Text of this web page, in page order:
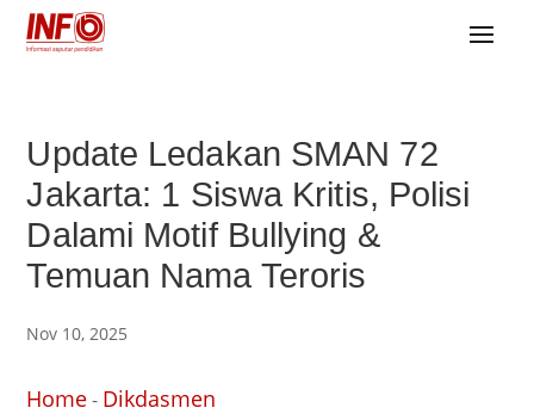
Update Ledakan SMAN 72
Jakarta: 1 Siswa Kritis, Polisi
Dalami Motif Bullying &
Temuan Nama Teroris
Nov 10, 2025
Home- Dikdasmen